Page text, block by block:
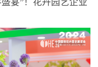
宴”！花卉园艺企业